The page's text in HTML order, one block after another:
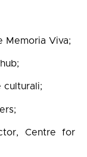
Memoria Viva;
culturali;
Centre for